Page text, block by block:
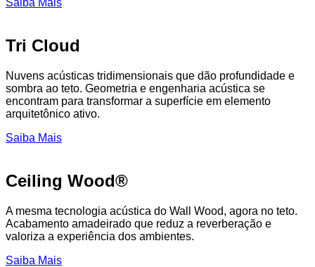
Saiba Mais
Tri Cloud
Nuvens acústicas tridimensionais que dão profundidade e
sombra ao teto. Geometria e engenharia acústica se
encontram para transformar a superfície em elemento
arquitetônico ativo.
Saiba Mais
Ceiling Wood®
A mesma tecnologia acústica do Wall Wood, agora no teto.
Acabamento amadeirado que reduz a reverberação e
valoriza a experiência dos ambientes.
Saiba Mais